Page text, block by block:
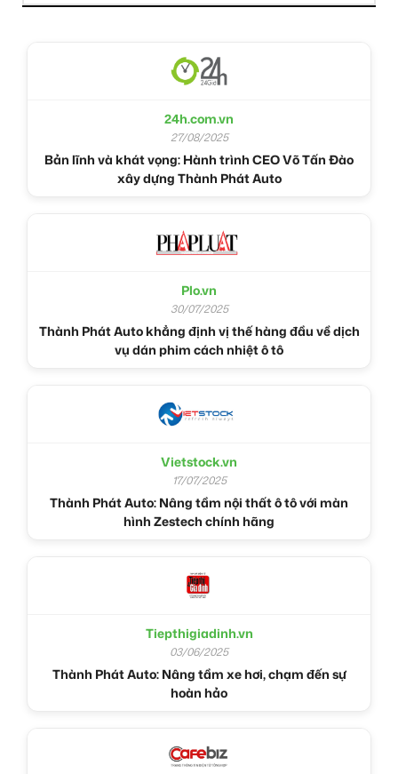
24h.com.vn
27/08/2025
Bản lĩnh và khát vọng: Hành trình CEO Võ Tấn Đào
xây dựng Thành Phát Auto
Plo.vn
30/07/2025
Thành Phát Auto khẳng định vị thế hàng đầu về dịch
vụ dán phim cách nhiệt ô tô
Vietstock.vn
17/07/2025
Thành Phát Auto: Nâng tầm nội thất ô tô với màn
hình Zestech chính hãng
Tiepthigiadinh.vn
03/06/2025
Thành Phát Auto: Nâng tầm xe hơi, chạm đến sự
hoàn hảo